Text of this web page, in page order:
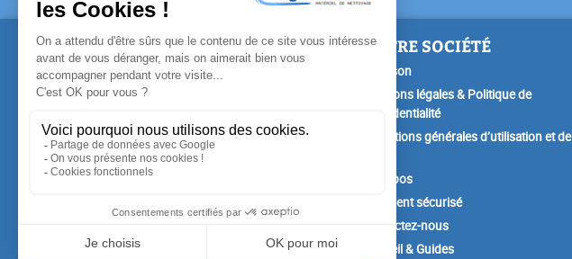
PRODUITS
Promotions
Nouveaux produits
NOTRE SOCIÉTÉ
Livraison
Mentions légales & Politique de
Confidentialité
Conditions générales d’utilisation et de
A propos
Paiement sécurisé
Contactez-nous
Conseil & Guides